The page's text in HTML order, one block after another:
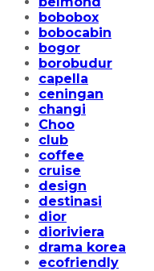
bobobox
bobocabin
bogor
borobudur
capella
ceningan
changi
Choo
club
coffee
cruise
design
destinasi
dior
dioriviera
drama korea
ecofriendly